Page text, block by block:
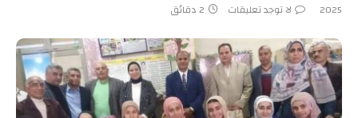
2025
لا توجد تعليقات 2 دقائق